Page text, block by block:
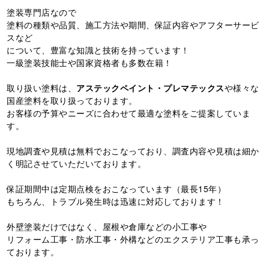
塗装専門店なので
塗料の種類や品質、施工方法や期間、保証内容やアフターサービ
スなど
について、豊富な知識と技術を持っています！
一級塗装技能士や国家資格者も多数在籍！
取り扱い塗料は、 アステックペイント・プレマテックスや様々な
国産塗料を取り扱っております。
お客様の予算やニーズに合わせて最適な塗料をご提案していま
す。
現地調査や見積は無料でおこなっており、調査内容や見積は細か
く明記させていただいております。
保証期間中は定期点検をおこなっています（最長15年）
もちろん、トラブル発生時は迅速に対応しております！
外壁塗装だけではなく、屋根や倉庫などの小工事や
リフォーム工事・防水工事・外構などのエクステリア工事も承っ
ております。